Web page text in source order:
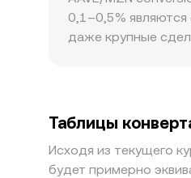
ордербуки ЦEX,
страницах
0,1–0,5%
даже крупные
небольшим
между биржами
ввод/вывод в MZN
Таблицы
Исходя из текущего
будет примерно